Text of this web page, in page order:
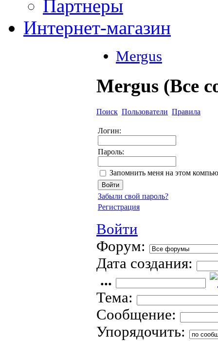
Партнеры
Интернет-магазин
Mergus
Mergus (Все
Поиск Пользователи Правила
Логин:
Пароль:
Запомнить меня на этом
Забыли свой пароль?
Регистрация
Войти
Форум:
Дата создания:
...
Тема:
Сообщение:
Упорядочить: